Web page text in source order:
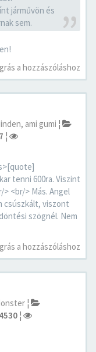
járművön és
sem.
a hozzászóláshoz
ami gumi ¦
¦
tenni 600ra. Viszint
<br/> Más. Angel
csúszkált, viszont
szögnél. Nem
a hozzászóláshoz
¦
4530 ¦